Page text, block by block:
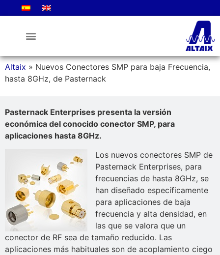
Altaix » Nuevos Conectores SMP para baja Frecuencia,
hasta 8GHz, de Pasternack
Pasternack Enterprises presenta la versión
económica del conocido conector SMP, para
aplicaciones hasta 8GHz.
Los nuevos conectores SMP de
Pasternack Enterprises, para
frecuencias de hasta 8GHz, se
han diseñado específicamente
para aplicaciones de baja
frecuencia y alta densidad, en
las que se valora que un
conector de RF sea de tamaño reducido. Las
aplicaciones más habituales son de acoplamiento ciego